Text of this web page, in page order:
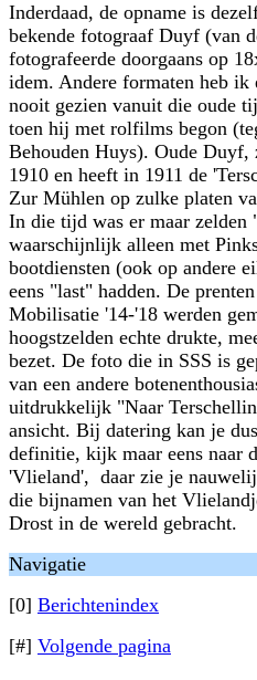
Inderdaad, de opname is
bekende fotograaf Duyf (van
fotografeerde doorgaans op
idem. Andere formaten heb
nooit gezien vanuit die oude
toen hij met rolfilms begon
Behouden Huys). Oude
1910 en heeft in 1911 de
Zur Mühlen op zulke platen
In die tijd was er maar zelden
waarschijnlijk alleen met
bootdiensten (ook op andere
eens "last" hadden. De
Mobilisatie '14-'18 werden
hoogstzelden echte drukte,
bezet. De foto die in SSS is
van een andere
uitdrukkelijk "Naar
ansicht. Bij datering kan je
definitie, kijk maar eens naar
'Vlieland', daar zie je
die bijnamen van het
Drost in de wereld gebracht.
Navigatie
[0] Berichtenindex
[#] Volgende pagina